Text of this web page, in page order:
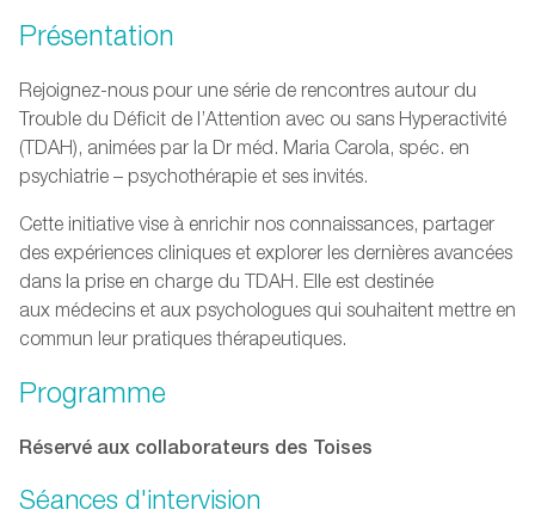
Présentation
Rejoignez-nous pour une série de rencontres autour du
Trouble du Déficit de l’Attention avec ou sans Hyperactivité
(TDAH), animées par la Dr méd. Maria Carola, spéc. en
psychiatrie – psychothérapie et ses invités.
Cette initiative vise à enrichir nos connaissances, partager
des expériences cliniques et explorer les dernières avancées
dans la prise en charge du TDAH. Elle est destinée
aux médecins et aux psychologues qui souhaitent mettre en
commun leur pratiques thérapeutiques.
Programme
Réservé aux collaborateurs des Toises
Séances d'intervision